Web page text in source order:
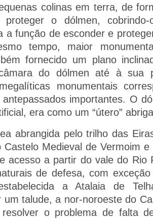
colinas em terra, de
proteger o dólmen, cobrindo-
a função de esconder e
tempo, maior
fornecido um plano
do dólmen até à sua
monumentais
importantes. O
era como um “útero”
abrangida pelo trilho das
Castelo Medieval de Vermoim
acesso a partir do vale do
de defesa, com
a Atalaia de
um talude, a nor-noroeste do
o problema de falta